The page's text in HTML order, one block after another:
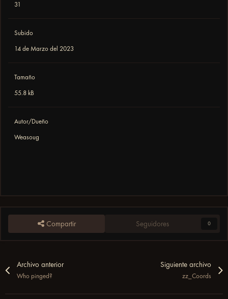
31
Subido
14 de Marzo del 2023
Tamaño
55.8 kB
Autor/Dueño
Weasoug
Compartir Seguidores 0
Archivo anterior
Who pinged?
Siguiente archivo
zz_Coords